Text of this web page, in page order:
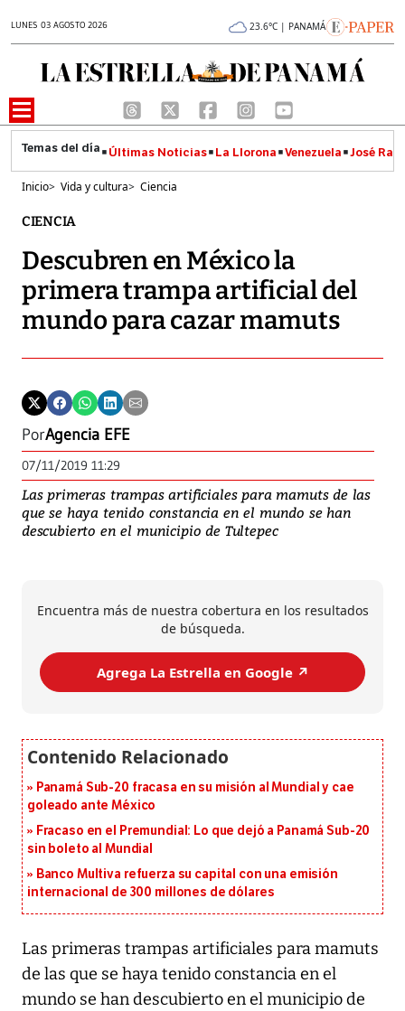
LUNES 03 AGOSTO 2026 23.6°C | PANAMÁ
Últimas Noticias La Llorona Venezuela José
Inicio> Vida y cultura> Ciencia
CIENCIA
Descubren en México la
primera trampa artificial del
mundo para cazar mamuts
PorAgencia EFE
07/11/2019 11:29
Las primeras trampas artificiales para mamuts de las
que se haya tenido constancia en el mundo se han
descubierto en el municipio de Tultepec
Encuentra más de nuestra cobertura en los resultados
de búsqueda.
Agrega La Estrella en Google ↗️
Panamá Sub-20 fracasa en su misión al Mundial y cae
goleado ante México
Fracaso en el Premundial: Lo que dejó a Panamá Sub-20
sin boleto al Mundial
Banco Multiva refuerza su capital con una emisión
internacional de 300 millones de dólares
Las primeras trampas artificiales para mamuts
de las que se haya tenido constancia en el
mundo se han descubierto en el municipio de